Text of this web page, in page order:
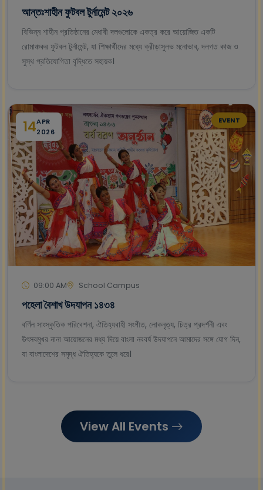
আন্তঃশাহীন ফুটবল টুর্নামেন্ট ২০২৬
বিভিন্ন শাহীন প্রতিষ্ঠানের মেধাবী দলগুলোকে একত্র করে আয়োজিত একটি
রোমাঞ্চকর ফুটবল টুর্নামেন্ট, যা শিক্ষার্থীদের মধ্যে ক্রীড়াসুলভ মনোভাব, দলগত কাজ ও
সুস্থ প্রতিযোগিতা বৃদ্ধিতে সহায়ক।
14APR
2026
EVENT
09:00 AM School Campus
পহেলা বৈশাখ উদযাপন ১৪৩৪
বর্ণিল সাংস্কৃতিক পরিবেশনা, ঐতিহ্যবাহী সংগীত, লোকনৃত্য, চিত্র প্রদর্শনী এবং
উৎসবমুখর নানা আয়োজনের মধ্য দিয়ে বাংলা নববর্ষ উদযাপনে আমাদের সঙ্গে যোগ দিন,
যা বাংলাদেশের সমৃদ্ধ ঐতিহ্যকে তুলে ধরে।
View All Events